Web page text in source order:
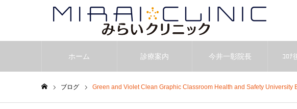
ホーム 診療案内 今井一彰院長 ｺﾛﾅ
ブログ Green and Violet Clean Graphic Classroom Health and Safety University